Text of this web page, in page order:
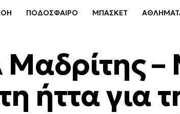
ΠΟΔΟΣΦΑΙΡΟ ΜΠΑΣΚΕΤ
Μαδρίτης
ήττα για